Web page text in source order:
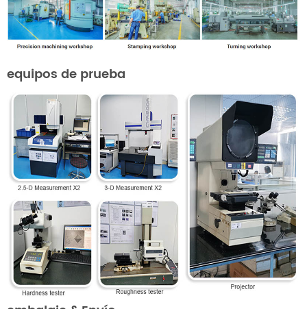
equipos de prueba